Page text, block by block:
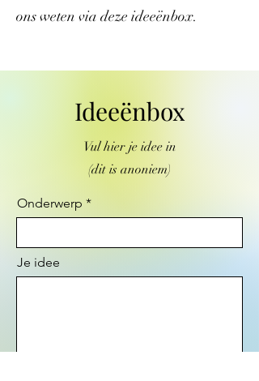
ons weten via deze ideeënbox.
Ideeënbox
Vul hier je idee in
(dit is anoniem)
Onderwerp
Je idee